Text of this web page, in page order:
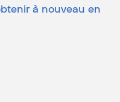
à nouveau en